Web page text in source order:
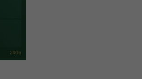
2006